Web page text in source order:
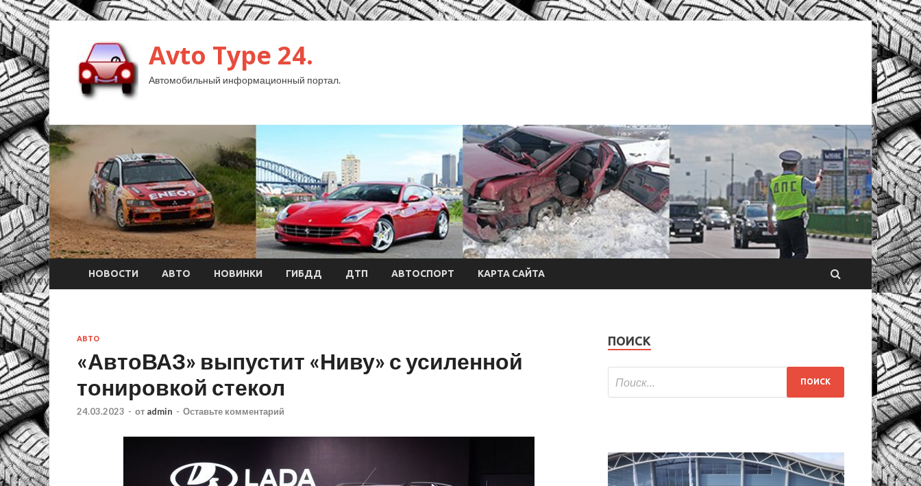
Avto Type 24.
Автомобильный информационный портал.
НОВОСТИ АВТО НОВИНКИ ГИБДД ДТП АВТОСПОРТ КАРТА САЙТА
АВТО
«АвтоВАЗ» выпустит «Ниву» с усиленной
тонировкой стекол
24.03.2023 - от admin - Оставьте комментарий
ПОИСК